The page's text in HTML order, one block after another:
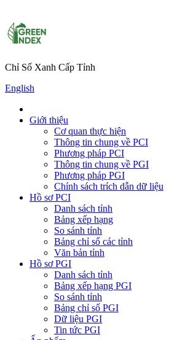
Chỉ Số Xanh Cấp Tỉnh
English
Giới thiệu
Cơ quan thực hiện
Thông tin chung về PCI
Phương pháp PCI
Thông tin chung về PGI
Phương pháp PGI
Chính sách trích dẫn dữ liệu
Hồ sơ PCI
Danh sách tỉnh
Bảng xếp hạng
So sánh tỉnh
Bảng chỉ số các tỉnh
Văn bản tỉnh
Hồ sơ PGI
Danh sách tỉnh
Bảng xếp hạng PGI
So sánh tỉnh
Bảng chỉ số PGI
Dữ liệu PGI
Tin tức PGI